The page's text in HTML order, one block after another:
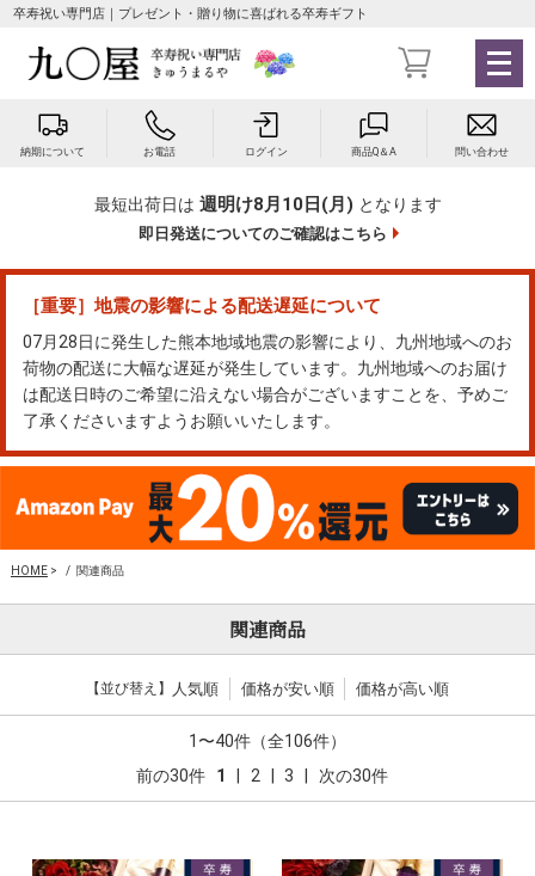
メ
ニ
ー
を
卒寿祝い専門店｜プレゼント・贈り物に喜ばれる卒寿ギフト
納期について お電話 ログイン 商品Q＆A 問い合わせ
最短出荷日は 週明け8月10日(月) となります
即日発送についてのご確認はこちら
［重要］地震の影響による配送遅延について
07月28日に発生した熊本地域地震の影響により、九州地域へのお
荷物の配送に大幅な遅延が発生しています。九州地域へのお届け
は配送日時のご希望に沿えない場合がございますことを、予めご
了承くださいますようお願いいたします。
HOME> 関連商品
関連商品
【並び替え】
1〜40件（全106件）
前の30件
1 2 3 次の30件